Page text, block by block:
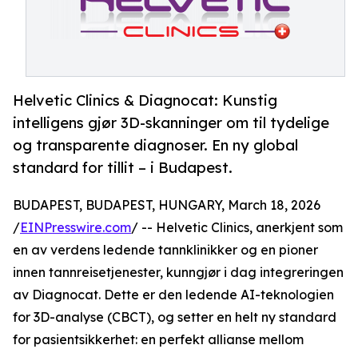
Helvetic Clinics & Diagnocat: Kunstig
intelligens gjør 3D-skanninger om til tydelige
og transparente diagnoser. En ny global
standard for tillit – i Budapest.
BUDAPEST, BUDAPEST, HUNGARY, March 18, 2026
/EINPresswire.com/ -- Helvetic Clinics, anerkjent som
en av verdens ledende tannklinikker og en pioner
innen tannreisetjenester, kunngjør i dag integreringen
av Diagnocat. Dette er den ledende AI-teknologien
for 3D-analyse (CBCT), og setter en helt ny standard
for pasientsikkerhet: en perfekt allianse mellom